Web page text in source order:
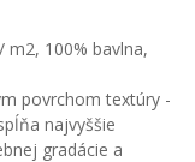
100% bavlna,
povrchom textúry -
najvyššie
gradácie a